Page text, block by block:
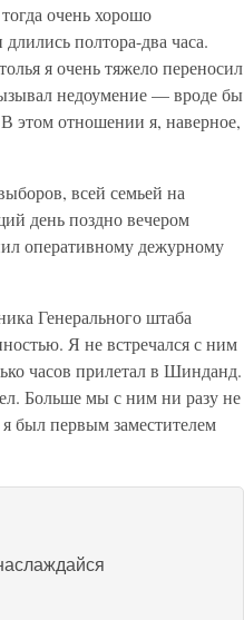
очень хорошо
полтора-два часа.
я очень тяжело переносил
недоумение — вроде бы
этом отношении я, наверное,
всей семьей на
день поздно вечером
оперативному дежурному
Генерального штаба
Я не встречался с ним
часов прилетал в Шинданд.
Больше мы с ним ни разу не
был первым заместителем